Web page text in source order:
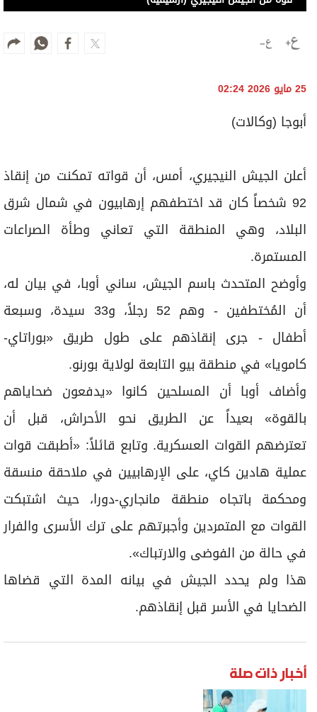
25 مايو 2026 02:24
أبوجا (وكالات)
أعلن الجيش النيجيري، أمس، أن قواته تمكنت من إنقاذ
92 شخصاً كان قد اختطفهم إرهابيون في شمال شرق
البلاد، وهي المنطقة التي تعاني وطأة الصراعات
المستمرة.
وأوضح المتحدث باسم الجيش، ساني أوبا، في بيان له،
أن المُختطفين - وهم 52 رجلاً، و33 سيدة، وسبعة
أطفال - جرى إنقاذهم على طول طريق «بوراتاي-
كامويا» في منطقة بيو التابعة لولاية بورنو.
وأضاف أوبا أن المسلحين كانوا «يدفعون ضحاياهم
بالقوة» بعيداً عن الطريق نحو الأحراش، قبل أن
تعترضهم القوات العسكرية. وتابع قائلاً: «أطبقت قوات
عملية هادين كاي، على الإرهابيين في ملاحقة منسقة
ومحكمة باتجاه منطقة مانجاري-دورا، حيث اشتبكت
القوات مع المتمردين وأجبرتهم على ترك الأسرى والفرار
في حالة من الفوضى والارتباك».
هذا ولم يحدد الجيش في بيانه المدة التي قضاها
الضحايا في الأسر قبل إنقاذهم.
أخبار ذات صلة